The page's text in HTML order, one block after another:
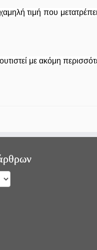
τιμή που
με ακόμη